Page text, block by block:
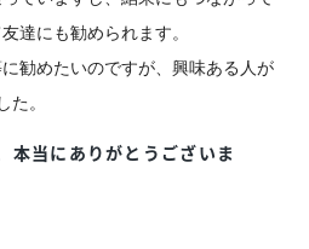
達にも勧められます。
勧めたいのですが、興味ある人が
た。
本当にありがとうございま